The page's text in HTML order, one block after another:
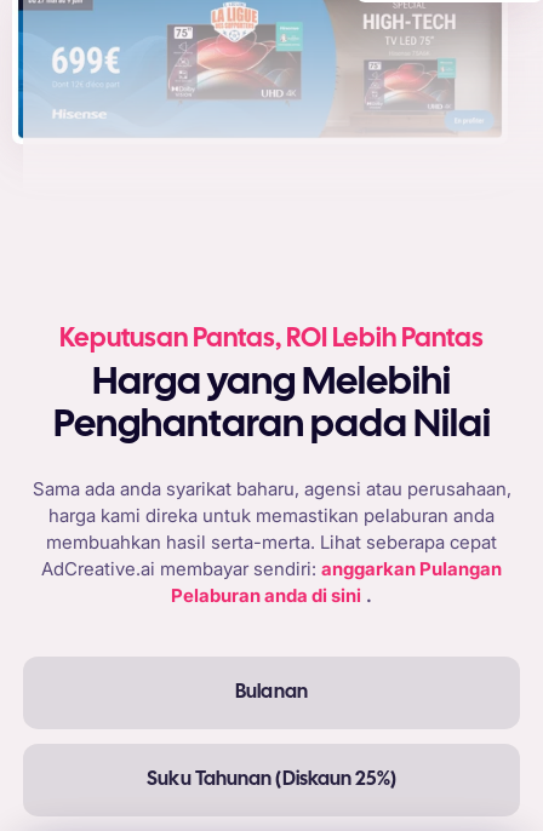
Keputusan Pantas, ROI Lebih Pantas
Harga yang Melebihi
Penghantaran pada Nilai
Sama ada anda syarikat baharu, agensi atau perusahaan,
harga kami direka untuk memastikan pelaburan anda
membuahkan hasil serta-merta. Lihat seberapa cepat
AdCreative.ai membayar sendiri: anggarkan Pulangan
Pelaburan anda di sini .
Bulanan
Suku Tahunan (Diskaun 25%)